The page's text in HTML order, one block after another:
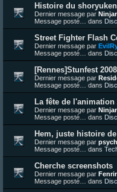
Histoire du shoryuken
Dernier message par
Message posté… dans
Street Fighter Flash
Dernier message par
Message posté… dans
[Rennes]Stunfest 2008
Dernier message par
Message posté… dans
La fête de l'animation
Dernier message par
Message posté… dans
Hem, juste histoire
Dernier message par
Message posté… dans
Cherche screenshots
Dernier message par Fenrir
Message posté… dans